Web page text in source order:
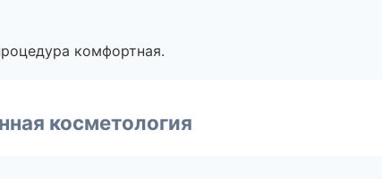
комфортная.
косметология